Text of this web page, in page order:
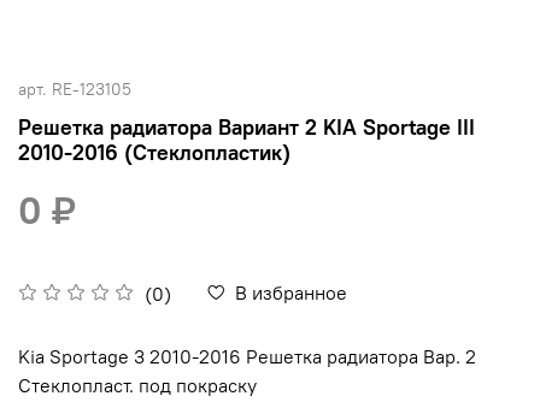
арт. RE-123105
Решетка радиатора Вариант 2 KIA Sportage III
2010-2016 (Стеклопластик)
(0) В избранное
0 ₽
Kia Sportage 3 2010-2016 Решетка радиатора Вар. 2
Стеклопласт. под покраску